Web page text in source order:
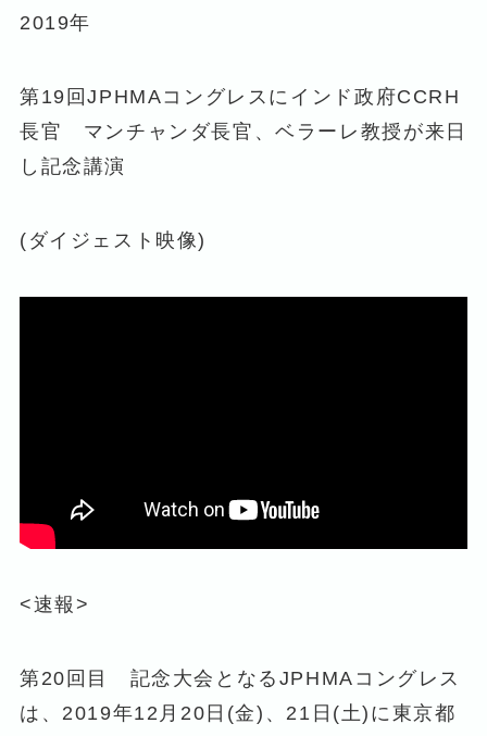
2019年
第19回JPHMAコングレスにインド政府CCRH
長官 マンチャンダ長官、ベラーレ教授が来日
し記念講演
(ダイジェスト映像)
<速報>
第20回目 記念大会となるJPHMAコングレス
は、2019年12月20日(金)、21日(土)に東京都